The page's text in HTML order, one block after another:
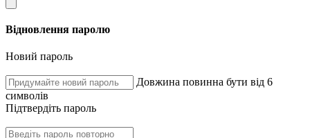
Відновлення паролю
Новий пароль
Довжина повинна бути від 6
символів
Підтвердіть пароль